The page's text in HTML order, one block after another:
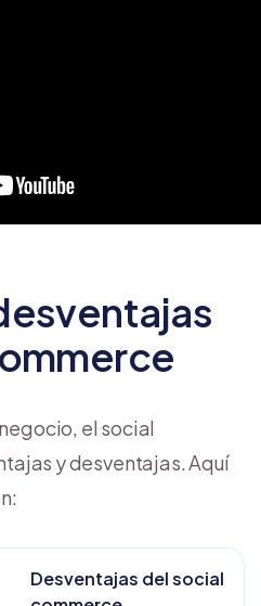
el social
y desventajas. Aquí
Desventajas del social